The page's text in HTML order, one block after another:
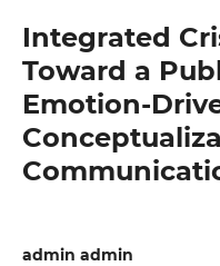
Integrated
Toward a
Emotion-
admin admin